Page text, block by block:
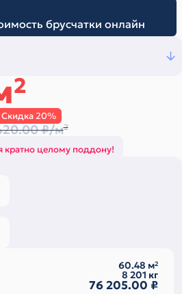
брусчатки онлайн
2
Скидка 20%
₽/м2
кратно целому поддону!
60.48 м2
8 201 кг
76 205.00 ₽